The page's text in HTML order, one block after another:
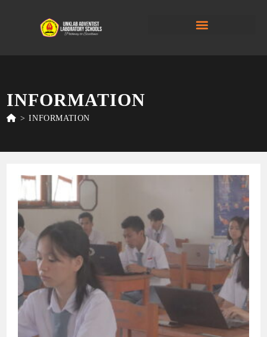
INFORMATION
> INFORMATION